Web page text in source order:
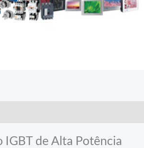
de Alta Potência